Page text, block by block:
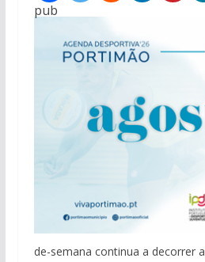
pub
de-semana continua a decorrer a